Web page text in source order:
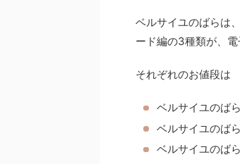
ベルサイユのばらは
ード編の3種類が、電
それぞれのお値段は
ベルサイユのば
ベルサイユのば
ベルサイユのば